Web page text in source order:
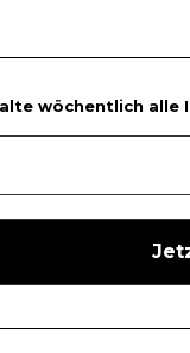
wöchentlich alle